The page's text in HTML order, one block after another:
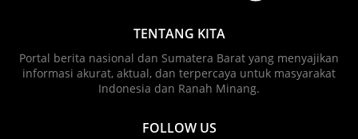
TENTANG KITA
Portal berita nasional dan Sumatera Barat yang menyajikan
informasi akurat, aktual, dan terpercaya untuk masyarakat
Indonesia dan Ranah Minang.
FOLLOW US